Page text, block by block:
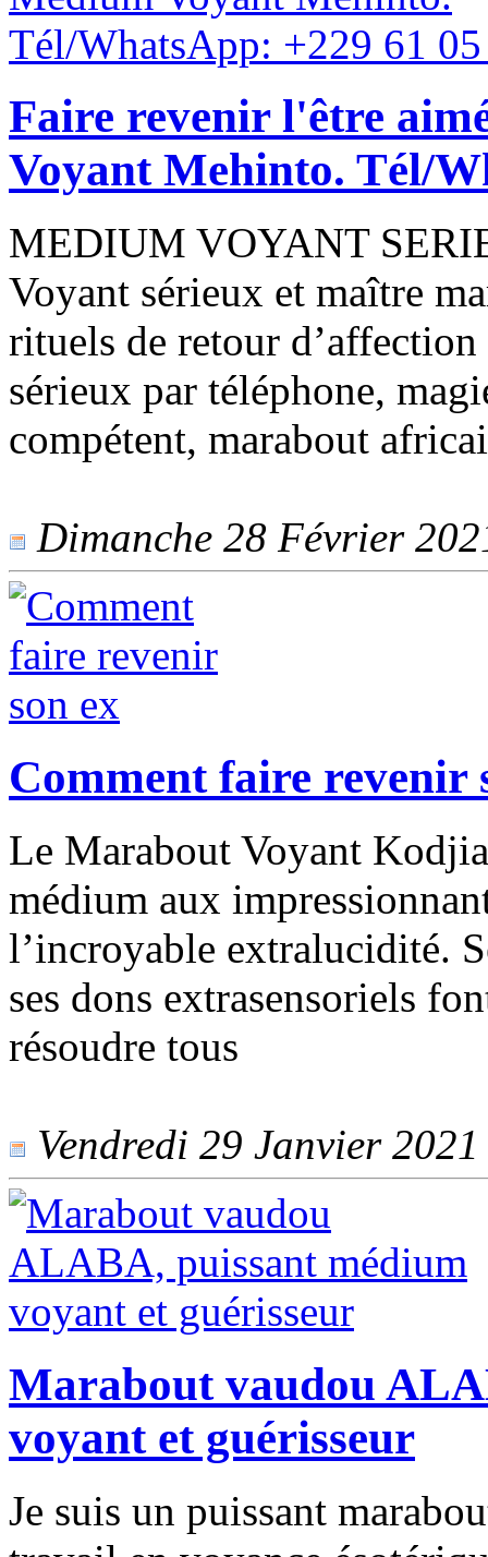
Faire revenir l'être
Voyant Mehinto. Tél/
MEDIUM VOYANT
Voyant sérieux et maître
rituels de retour
sérieux par téléphone,
compétent, marabout
Dimanche 28 Février
Comment faire revenir
Le Marabout Voyant
médium aux
l’incroyable extralucidité.
ses dons extrasensoriels
résoudre tous
Vendredi 29 Janvier
Marabout vaudou
voyant et guérisseur
Je suis un puissant